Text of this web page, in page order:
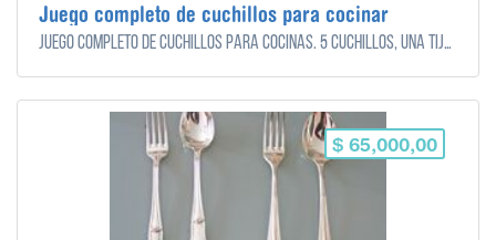
Juego completo de cuchillos para cocinar
Juego completo de cuchillos para cocinas. 5 cuchillos, una tijera y una chaira para afilar.
$ 65,000,00